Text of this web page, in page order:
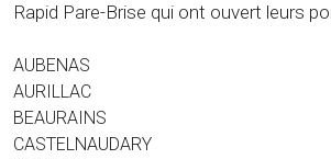
Rapid Pare-Brise qui ont ouvert leurs
AUBENAS
AURILLAC
BEAURAINS
CASTELNAUDARY